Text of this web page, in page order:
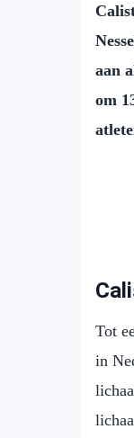
aan
om
Tot
in